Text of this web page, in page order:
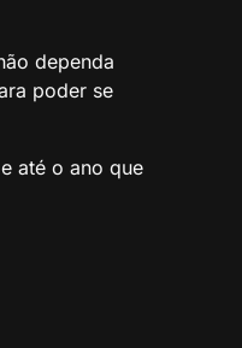
dependa
poder se
até o ano que